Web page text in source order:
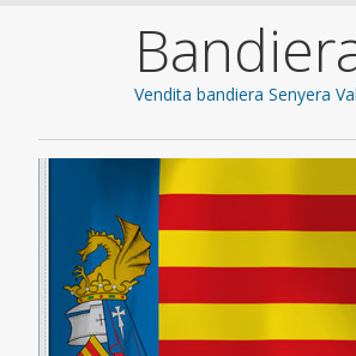
Vendita bandiera Senyera